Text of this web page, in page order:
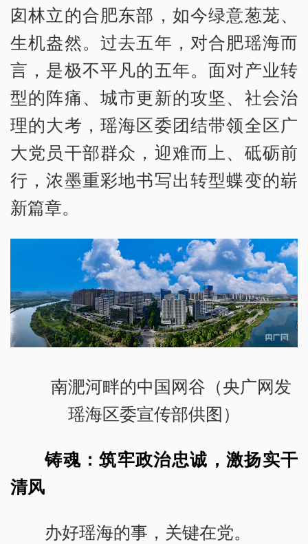
囱林立的合肥东部，如今绿意葱茏、
生机盎然。过去五年，对合肥瑶海而
言，是极不平凡的五年。面对产业转
型的阵痛、城市更新的攻坚、社会治
理的大考，瑶海区委团结带领全区广
大党员干部群众，迎难而上、砥砺前
行，浓墨重彩地书写出转型蝶变的崭
新篇章。
南淝河畔的中国网谷（央广网发
瑶海区委宣传部供图）
铸魂：筑牢政治忠诚，激扬实干
清风
办好瑶海的事，关键在党。